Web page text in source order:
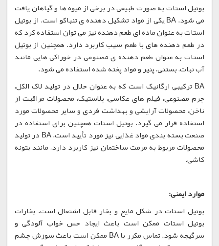
بوتیل استات به صورت طبیعی در برخی از میوه ها و گیاهان یافت
می شود. BA یکی از مواد تشکیل دهنده ی تنباکو است. از بوتیل
استات به عنوان ماده ای طعم دهنده نیز می توان استفاده کرد که
در طعم دهنده های با طعم سیب کاربرد دارد. همچنین از بوتیل
استات به عنوان طعم دهنده ی مصنوعی در خوراکی هایی مانند
آب نبات، بستنی، پنیر و مواد پخته شده استفاده می شود.
BA ترکیبی ارگانیک است که به عنوان حلال در تولید لاک الکل،
چرم مصنوعی، فیلم های عکاسی، پلاستیک، محصولات مراقبت از
ناخن، محصولات آرایشی و بهداشت فردی و سایر محصولات مورد
استفاده قرار می گیرد. بوتیل استات همچنین برای استفاده در
صنعت بسته بندی مواد غذایی نیز مورد تأیید است. BA در تولید
محصولات مربوط به مرمت ساختمان نیز کاربرد دارد، مانند بتونه
کاشی.
موارد ایمنی:
بوتیل استات در شکل مایع و بخار قابل اشتعال است. بخارات
بوتیل استات ممکن است باعث ایجاد حس خواب آلودگی و
سرگیجه شود. تماس مکرر با BA ممکن است باعث سوزش چشم